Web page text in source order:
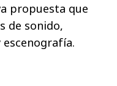
propuesta que
de sonido,